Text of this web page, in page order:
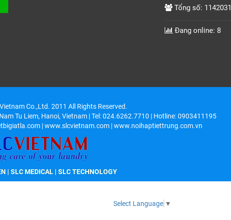
Tổng số: 1142031
Đang online: 8
Co.,Ltd. 2011 All Rights Reserved.
Tu Liem, Hanoi, Vietnam | Tel: 024.6262.7710 | Hotline: 0903411195
| www.slcvietnam.com | www.noihaptiettrung.com.vn
| SLC MEDICAL | SLC TECHNOLOGY
Select Language ▼